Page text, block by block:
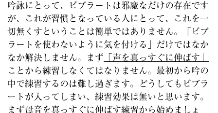
吟詠にとって、ビブラートは邪魔なだけの存在です
が、これが習慣となっている人にとって、これを一
切無くすということは簡単ではありません。「ビブ
ラートを使わないように気を付ける」だけではなか
なか解決しません。まず 「声を真っすぐに伸ばす」
ことから練習しなくてはなりません。最初から吟の
中で練習するのは難し過ぎます。どうしてもビブラ
ートが入ってしまい、練習効果は無いと思います。
まず母音を真っすぐに伸ばす練習から始めましょ